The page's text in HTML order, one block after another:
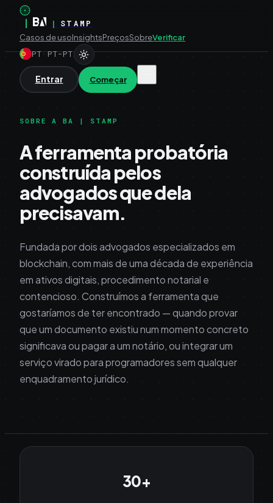
| |
STAMP
Casos de usoInsightsPreçosSobreVerificar
PT·PT-PT
Entrar Começar
SOBRE A BA | STAMP
A ferramenta probatória
construída pelos
advogados que dela
precisavam.
Fundada por dois advogados especializados em
blockchain, com mais de uma década de experiência
em ativos digitais, procedimento notarial e
contencioso. Construímos a ferramenta que
gostaríamos de ter encontrado — quando provar
que um documento existiu num momento concreto
significava ou pagar a um notário, ou integrar um
serviço virado para programadores sem qualquer
enquadramento jurídico.
30+